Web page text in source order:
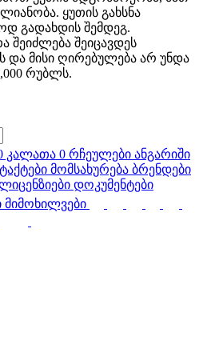
ყუთის გახსნა
გადახდის შემდეგ.
შეიძლება შეიცავდეს
და მისი ღირებულება არ უნდა
რუბლს.
კალათა 0 რჩეულები ანგარიში
მომსახურება ბრენდები
დოკუმენტები
მიმოხილვები